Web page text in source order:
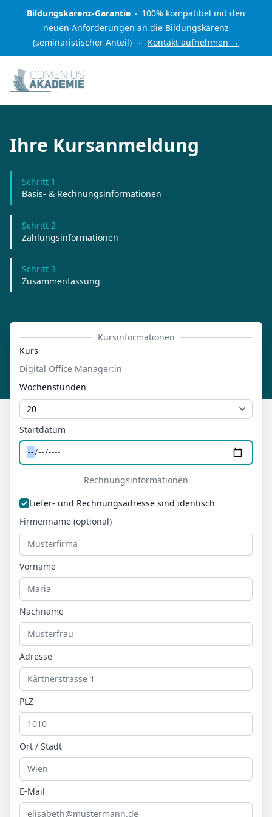
Bildungskarenz-Garantie
100% kompatibel mit den
neuen Anforderungen an die Bildungskarenz
(seminaristischer Anteil)
Kontakt aufnehmen →
Ihre Kursanmeldung
Schritt 1
Basis- & Rechnungsinformationen
Schritt 2
Zahlungsinformationen
Schritt 3
Zusammenfassung
Kursinformationen
Kurs
Digital Office Manager:in
Wochenstunden
Startdatum
Rechnungsinformationen
Liefer- und Rechnungsadresse
Liefer- und Rechnungsadresse sind identisch
Firmenname (optional)
Vorname
Nachname
Adresse
PLZ
Ort / Stadt
E-Mail